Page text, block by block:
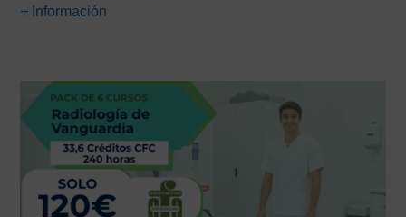
era:
es:
+ Información